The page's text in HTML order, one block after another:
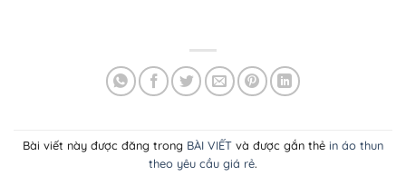
Bài viết này được đăng trong BÀI VIẾT và được gắn thẻ in áo thun
theo yêu cầu giá rẻ.